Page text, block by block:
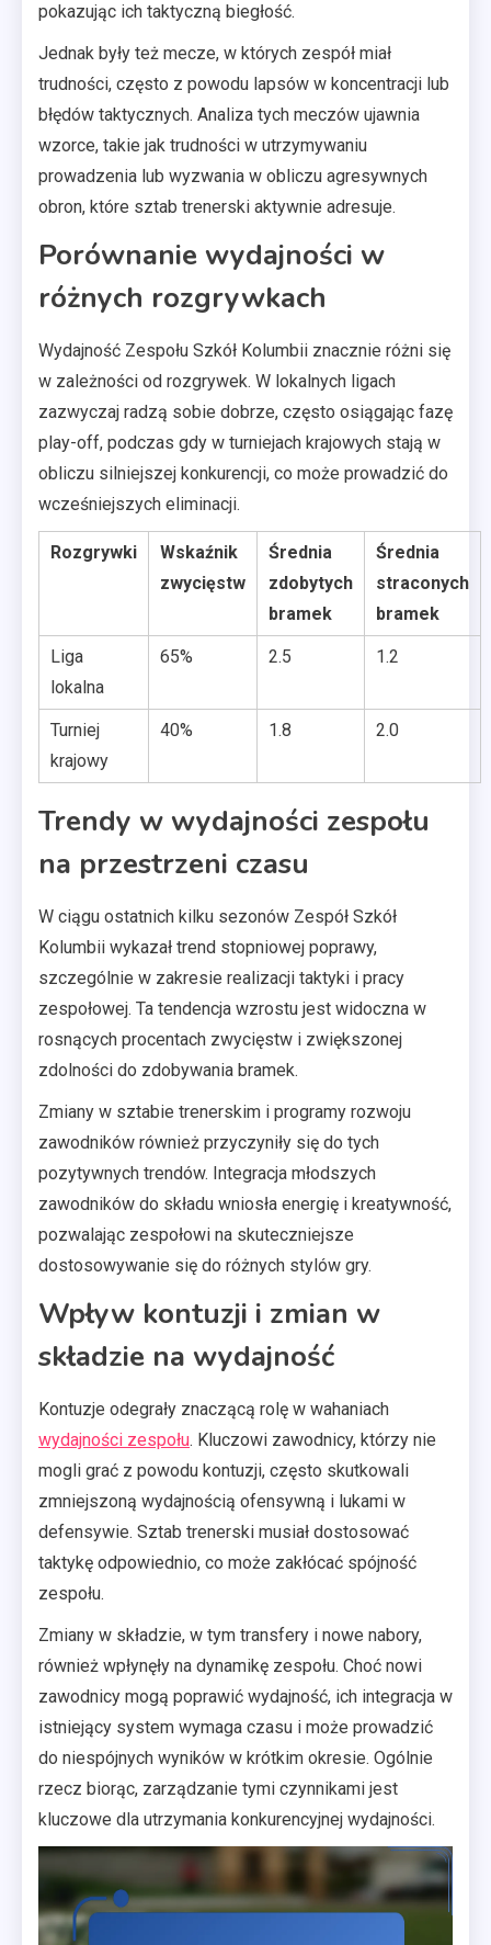
pokazując ich taktyczną biegłość.
Jednak były też mecze, w których zespół miał
trudności, często z powodu lapsów w koncentracji lub
błędów taktycznych. Analiza tych meczów ujawnia
wzorce, takie jak trudności w utrzymywaniu
prowadzenia lub wyzwania w obliczu agresywnych
obron, które sztab trenerski aktywnie adresuje.
Porównanie wydajności w
różnych rozgrywkach
Wydajność Zespołu Szkół Kolumbii znacznie różni się
w zależności od rozgrywek. W lokalnych ligach
zazwyczaj radzą sobie dobrze, często osiągając fazę
play-off, podczas gdy w turniejach krajowych stają w
obliczu silniejszej konkurencji, co może prowadzić do
wcześniejszych eliminacji.
Rozgrywki
Wskaźnik
zwycięstw
Średnia
zdobytych
bramek
Średnia
straconych
bramek
Liga
lokalna
65% 2.5 1.2
Turniej
krajowy
40% 1.8 2.0
Trendy w wydajności zespołu
na przestrzeni czasu
W ciągu ostatnich kilku sezonów Zespół Szkół
Kolumbii wykazał trend stopniowej poprawy,
szczególnie w zakresie realizacji taktyki i pracy
zespołowej. Ta tendencja wzrostu jest widoczna w
rosnących procentach zwycięstw i zwiększonej
zdolności do zdobywania bramek.
Zmiany w sztabie trenerskim i programy rozwoju
zawodników również przyczyniły się do tych
pozytywnych trendów. Integracja młodszych
zawodników do składu wniosła energię i kreatywność,
pozwalając zespołowi na skuteczniejsze
dostosowywanie się do różnych stylów gry.
Wpływ kontuzji i zmian w
składzie na wydajność
Kontuzje odegrały znaczącą rolę w wahaniach
wydajności zespołu. Kluczowi zawodnicy, którzy nie
mogli grać z powodu kontuzji, często skutkowali
zmniejszoną wydajnością ofensywną i lukami w
defensywie. Sztab trenerski musiał dostosować
taktykę odpowiednio, co może zakłócać spójność
zespołu.
Zmiany w składzie, w tym transfery i nowe nabory,
również wpłynęły na dynamikę zespołu. Choć nowi
zawodnicy mogą poprawić wydajność, ich integracja w
istniejący system wymaga czasu i może prowadzić
do niespójnych wyników w krótkim okresie. Ogólnie
rzecz biorąc, zarządzanie tymi czynnikami jest
kluczowe dla utrzymania konkurencyjnej wydajności.